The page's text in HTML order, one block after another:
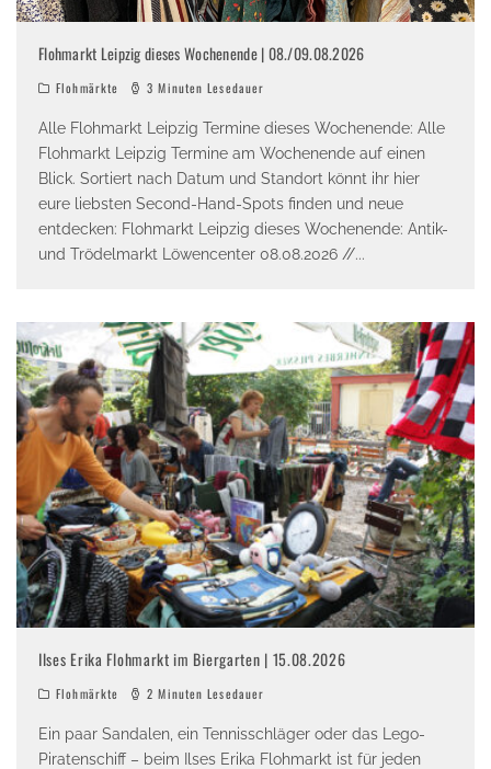
Flohmarkt Leipzig dieses Wochenende | 08./09.08.2026
Flohmärkte 3 Minuten Lesedauer
Alle Flohmarkt Leipzig Termine dieses Wochenende: Alle
Flohmarkt Leipzig Termine am Wochenende auf einen
Blick. Sortiert nach Datum und Standort könnt ihr hier
eure liebsten Second-Hand-Spots finden und neue
entdecken: Flohmarkt Leipzig dieses Wochenende: Antik-
und Trödelmarkt Löwencenter 08.08.2026 //...
Ilses Erika Flohmarkt im Biergarten | 15.08.2026
Flohmärkte 2 Minuten Lesedauer
Ein paar Sandalen, ein Tennisschläger oder das Lego-
Piratenschiff – beim Ilses Erika Flohmarkt ist für jeden